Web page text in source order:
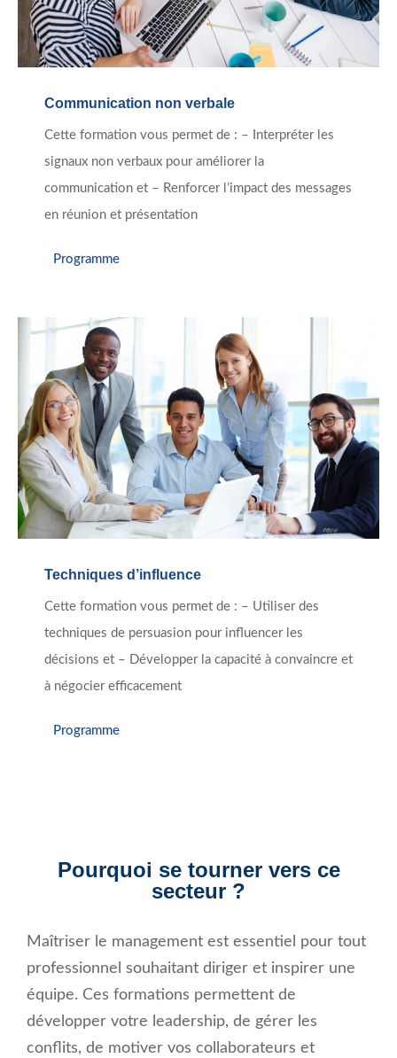
Communication non verbale
Cette formation vous permet de : – Interpréter les
signaux non verbaux pour améliorer la
communication et – Renforcer l’impact des messages
en réunion et présentation
Programme
Techniques d’influence
Cette formation vous permet de : – Utiliser des
techniques de persuasion pour influencer les
décisions et – Développer la capacité à convaincre et
à négocier efficacement
Programme
Pourquoi se tourner vers ce
secteur ?
Maîtriser le management est essentiel pour tout
professionnel souhaitant diriger et inspirer une
équipe. Ces formations permettent de
développer votre leadership, de gérer les
conflits, de motiver vos collaborateurs et